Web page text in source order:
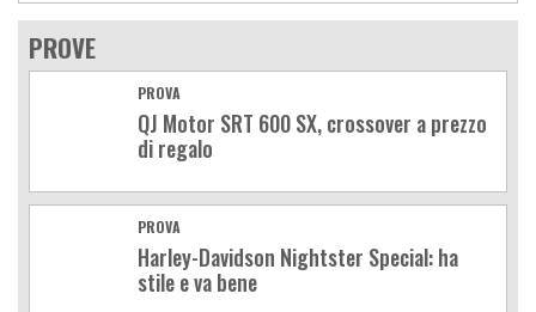
PROVE
PROVA
QJ Motor SRT 600 SX, crossover a prezzo
di regalo
PROVA
Harley-Davidson Nightster Special: ha
stile e va bene